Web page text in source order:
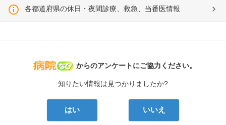
各都道府県の休日・夜間診療、救急、当番医情報
病院なび
からのアンケートにご協力ください。
知りたい情報は見つかりましたか?
はい いいえ